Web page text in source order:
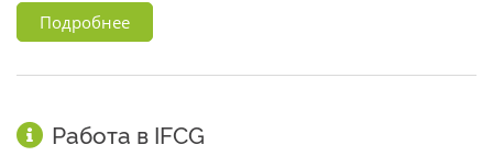
Подробнее
Работа в IFCG